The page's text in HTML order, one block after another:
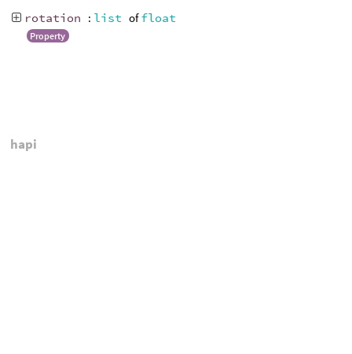
rotation : list offloat
Property
hapi